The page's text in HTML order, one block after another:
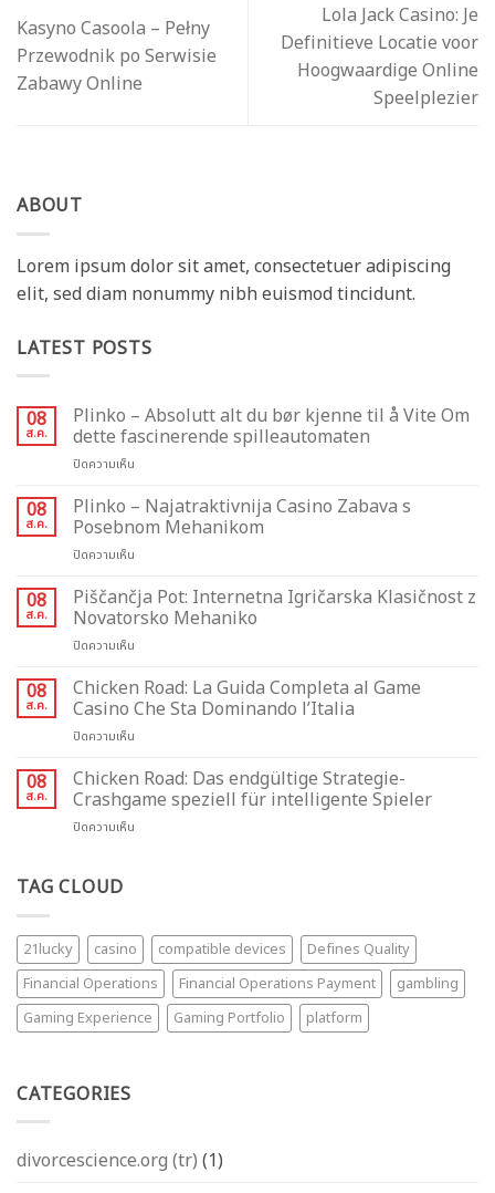
Kasyno Casoola – Pełny
Przewodnik po Serwisie
Zabawy Online
Lola Jack Casino: Je
Definitieve Locatie voor
Hoogwaardige Online
Speelplezier
ABOUT
Lorem ipsum dolor sit amet, consectetuer adipiscing
elit, sed diam nonummy nibh euismod tincidunt.
LATEST POSTS
08
ส.ค.
Plinko – Absolutt alt du bør kjenne til å Vite Om
dette fascinerende spilleautomaten
ปิดความเห็น
Absolutt
alt
kjenne
til
dette
fascinerende
08
ส.ค.
Plinko – Najatraktivnija Casino Zabava s
Posebnom Mehanikom
ปิดความเห็น
–
Najatraktivnija
Casino
Posebnom
Mehanikom
08
ส.ค.
Piščančja Pot: Internetna Igričarska Klasičnost z
Novatorsko Mehaniko
ปิดความเห็น
Pot:
Internetna
Igričarska
Novatorsko
Mehaniko
08
ส.ค.
Chicken Road: La Guida Completa al Game
Casino Che Sta Dominando l’Italia
ปิดความเห็น
Road:
La
Guida
Dominando
l’Italia
08
ส.ค.
Chicken Road: Das endgültige Strategie-
Crashgame speziell für intelligente Spieler
ปิดความเห็น
Crashgame
speziell
für
intelligente
Spieler
TAG CLOUD
21lucky casino compatible devices
Defines Quality
Financial Operations
Financial Operations Payment
gambling
Gaming Experience
Gaming Portfolio platform
CATEGORIES
divorcescience.org (tr) (1)